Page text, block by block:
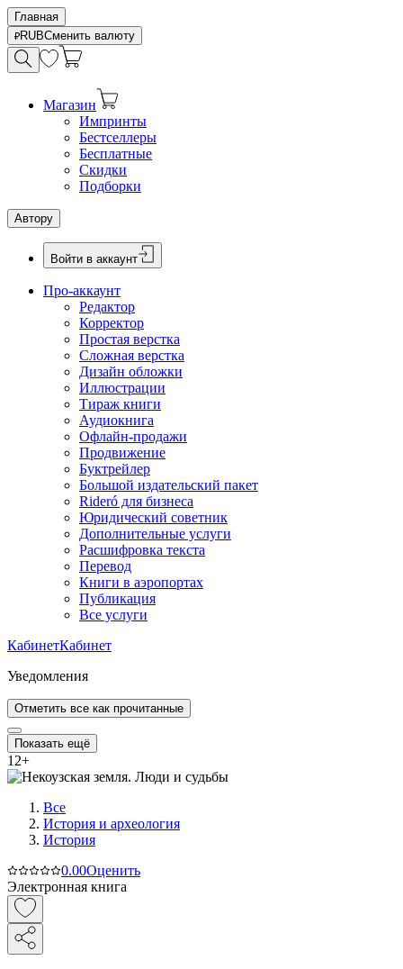
Главная
RUBСменить валюту
Магазин
Импринты
Бестселлеры
Бесплатные
Скидки
Подборки
Автору
Войти в аккаунт
Про-аккаунт
Редактор
Корректор
Простая верстка
Сложная верстка
Дизайн обложки
Иллюстрации
Тираж книги
Аудиокнига
Офлайн-продажи
Продвижение
Буктрейлер
Большой издательский пакет
Rideró для бизнеса
Юридический советник
Дополнительные услуги
Расшифровка текста
Перевод
Книги в аэропортах
Публикация
Все услуги
КабинетКабинет
Уведомления
Отметить все как прочитанные
Показать ещё
12+
Все
История и археология
История
0.00Оценить
Электронная книга